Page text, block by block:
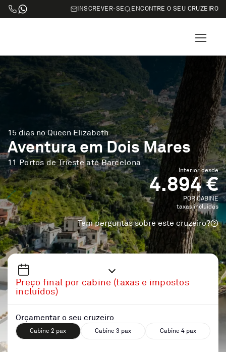
INSCREVER-SE ENCONTRE O SEU CRUZEIRO
15 dias no Queen Elizabeth
Aventura em Dois Mares
11 Portos de Trieste até Barcelona
Interior desde
4.894 €
POR CABINE
taxas incluidas
Tem perguntas sobre este cruzeiro?
Preço final por cabine (taxas e impostos
incluídos)
Orçamentar o seu cruzeiro
Cabine 2 pax Cabine 3 pax Cabine 4 pax